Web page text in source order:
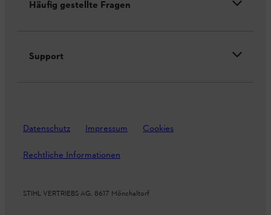
Häufig gestellte Fragen
Support
Datenschutz Impressum Cookies
Rechtliche Informationen
STIHL VERTRIEBS AG, 8617 Mönchaltorf